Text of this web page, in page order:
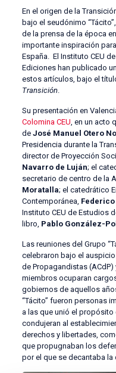
En el origen de la
bajo el seudónimo
de la prensa de la época
importante inspiración
España. El Instituto CEU
Ediciones han publicado
estos artículos, bajo el
Transición.
Su presentación en
Colomina CEU, en un acto
de José Manuel Otero
Presidencia durante la
director de Proyección
Navarro de Luján; el
secretario de centro de la
Moratalla; el catedrático
Contemporánea,
Instituto CEU de Estudios
libro, Pablo González-
Las reuniones del Grupo
celebraron bajo el
de Propagandistas
miembros ocuparan
gobiernos de aquellos
“Tácito” fueron personas
a las que unió el
condujeran al
derechos y libertades,
que propugnaban los
por el que se decantaba